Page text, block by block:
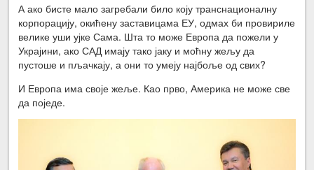
А ако бисте мало загребали било коју транснационалну
корпорацију, окићену заставицама ЕУ, одмах би провириле
велике уши ујке Сама. Шта то може Европа да пожели у
Украјини, ако САД имају тако јаку и моћну жељу да
пустоше и пљачкају, а они то умеју најбоље од свих?
И Европа има своје жеље. Као прво, Америка не може све
да поједе.